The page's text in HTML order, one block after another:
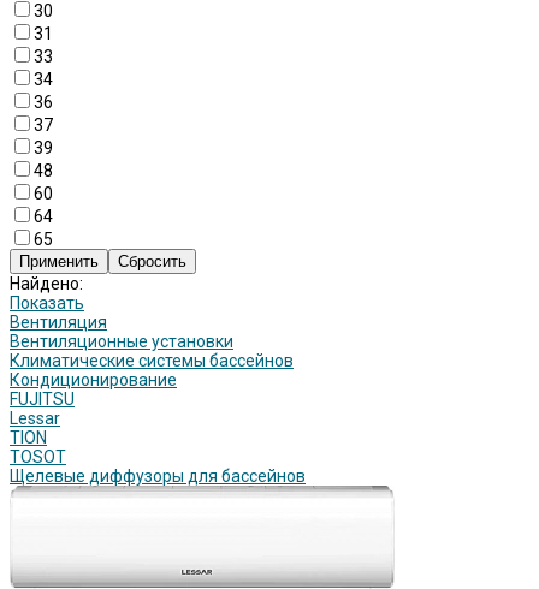
30
31
33
34
36
37
39
48
60
64
65
Найдено:
Показать
Вентиляция
Вентиляционные установки
Климатические системы бассейнов
Кондиционирование
FUJITSU
Lessar
TION
TOSOT
Щелевые диффузоры для бассейнов